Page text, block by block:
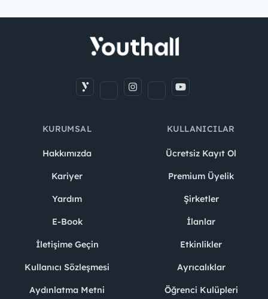
KURUMSAL
Hakkımızda
Kariyer
Yardım
E-Book
İletişime Geçin
Kullanıcı Sözleşmesi
Aydınlatma Metni
KULLANICILAR
Ücretsiz Kayıt Ol
Premium Üyelik
Şirketler
İlanlar
Etkinlikler
Ayrıcalıklar
Öğrenci Kulüpleri